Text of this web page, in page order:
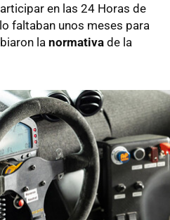
en las 24 Horas de
faltaban unos meses para
la normativa de la